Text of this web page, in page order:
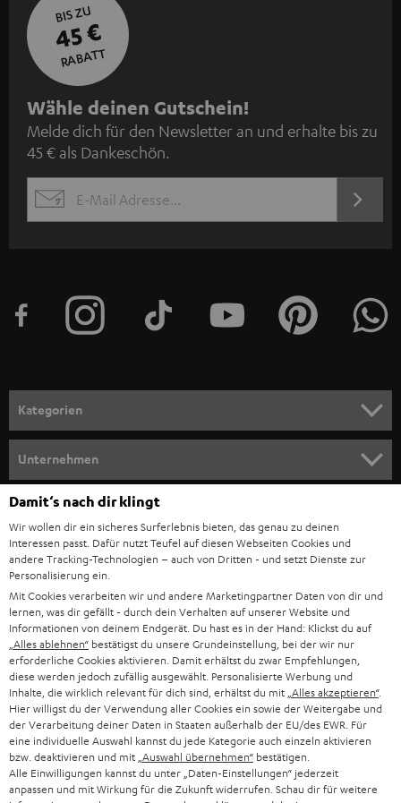
BIS ZU
45 €
RABATT
N
e
w
s
l
e
n
m
e
l
d
u
n
g
Wähle deinen Gutschein!
Melde dich für den Newsletter an und erhalte bis zu
45 € als Dankeschön.
EMAIL
JETZT
Kategorien
SOUNDBAR
HIFI-LAUTSPRECHER
SMART HOME
BLUETOOTH-LAUTSPRECHER
KOPFHÖRER
BLUETOOTH-KOPFHÖRER
STEREOANLAGEN
Unternehmen
SUPPORT
KARRIERE
PRESSE & MARKETING
GESCHÄFTSKUNDEN
PARTNERPROGRAMM
BLOG
NEWSLETTER
STORES
Teufel Onlineshops
DEUTSCHLAND
ÖSTERREICH
SCHWEIZ
NIEDERLANDE
BELGIEN
FRANKREICH
Damit‘s nach dir klingt
Wir wollen dir ein sicheres Surferlebnis bieten, das genau zu deinen
Interessen passt. Dafür nutzt Teufel auf diesen Webseiten Cookies und
andere Tracking-Technologien – auch von Dritten - und setzt Dienste zur
Personalisierung ein.
Mit Cookies verarbeiten wir und andere Marketingpartner Daten von dir und
lernen, was dir gefällt - durch dein Verhalten auf unserer Website und
Informationen von deinem Endgerät. Du hast es in der Hand: Klickst du auf
„Alles ablehnen“ bestätigst du unsere Grundeinstellung, bei der wir nur
erforderliche Cookies aktivieren. Damit erhältst du zwar Empfehlungen,
diese werden jedoch zufällig ausgewählt. Personalisierte Werbung und
Inhalte, die wirklich relevant für dich sind, erhältst du mit „Alles akzeptieren“.
Hier willigst du der Verwendung aller Cookies ein sowie der Weitergabe und
der Verarbeitung deiner Daten in Staaten außerhalb der EU/des EWR. Für
eine individuelle Auswahl kannst du jede Kategorie auch einzeln aktivieren
bzw. deaktivieren und mit „Auswahl übernehmen“ bestätigen.
Alle Einwilligungen kannst du unter „Daten-Einstellungen“ jederzeit
anpassen und mit Wirkung für die Zukunft widerrufen. Schau dir für weitere